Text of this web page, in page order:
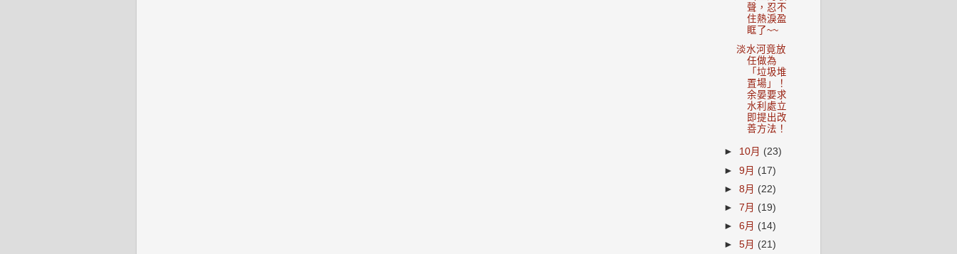
聲，忍不
住熱淚盈
眶了~~
淡水河竟放
任做為
「垃圾堆
置場」！
余晏要求
水利處立
即提出改
善方法！
► 10月 (23)
►9月 (17)
►8月 (22)
►7月 (19)
►6月 (14)
►5月 (21)